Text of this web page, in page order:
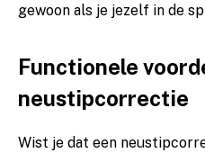
gewoon als je jezelf in de
Functionele
neustipcorrectie
Wist je dat een